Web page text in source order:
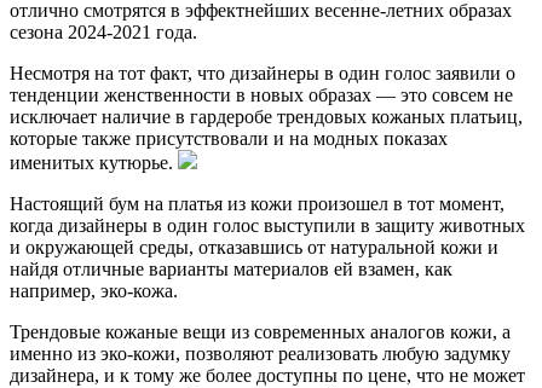
отлично смотрятся в эффектнейших весенне-летних образах
сезона 2024-2021 года.
Несмотря на тот факт, что дизайнеры в один голос заявили о
тенденции женственности в новых образах — это совсем не
исключает наличие в гардеробе трендовых кожаных платьиц,
которые также присутствовали и на модных показах
именитых кутюрье.
Настоящий бум на платья из кожи произошел в тот момент,
когда дизайнеры в один голос выступили в защиту животных
и окружающей среды, отказавшись от натуральной кожи и
найдя отличные варианты материалов ей взамен, как
например, эко-кожа.
Трендовые кожаные вещи из современных аналогов кожи, а
именно из эко-кожи, позволяют реализовать любую задумку
дизайнера, и к тому же более доступны по цене, что не может